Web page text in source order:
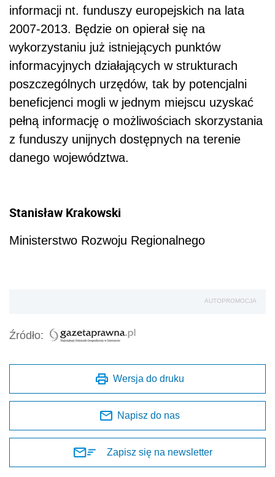
Stanisław Krakowski
Ministerstwo Rozwoju Regionalnego
AUTOPROMOCJA
Wersja do druku
Napisz do nas
Udostępnij
Oceń jakość naszego artykułu